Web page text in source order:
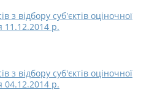
з відбору суб'єктів оціночної
11.12.2014 р.
з відбору суб'єктів оціночної
04.12.2014 р.